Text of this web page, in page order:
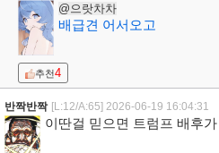
@으랏차차
배급견 어서오고
추천4
반짝반짝 [L:12/A:65] 2026-06-19 16:04:31
이딴걸 믿으면 트럼프 배후